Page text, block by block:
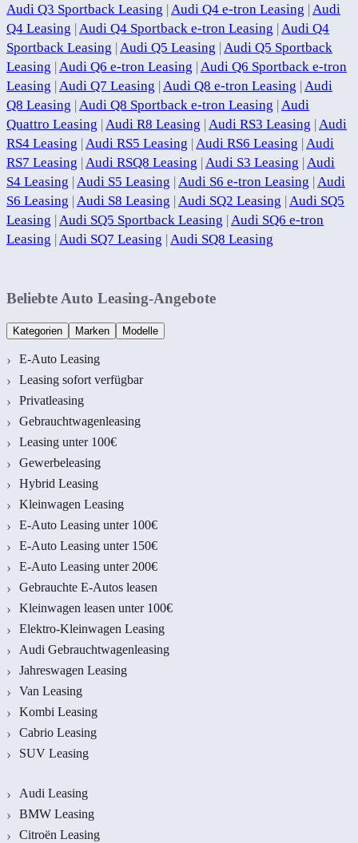
Audi Q3 Sportback Leasing | Audi Q4 e-tron Leasing | Audi
Q4 Leasing | Audi Q4 Sportback e-tron Leasing | Audi Q4
Sportback Leasing | Audi Q5 Leasing | Audi Q5 Sportback
Leasing | Audi Q6 e-tron Leasing | Audi Q6 Sportback e-tron
Leasing | Audi Q7 Leasing | Audi Q8 e-tron Leasing | Audi
Q8 Leasing | Audi Q8 Sportback e-tron Leasing | Audi
Quattro Leasing | Audi R8 Leasing | Audi RS3 Leasing | Audi
RS4 Leasing | Audi RS5 Leasing | Audi RS6 Leasing | Audi
RS7 Leasing | Audi RSQ8 Leasing | Audi S3 Leasing | Audi
S4 Leasing | Audi S5 Leasing | Audi S6 e-tron Leasing | Audi
S6 Leasing | Audi S8 Leasing | Audi SQ2 Leasing | Audi SQ5
Leasing | Audi SQ5 Sportback Leasing | Audi SQ6 e-tron
Leasing | Audi SQ7 Leasing | Audi SQ8 Leasing
Beliebte Auto Leasing-Angebote
Kategorien Marken Modelle
E-Auto Leasing
Leasing sofort verfügbar
Privatleasing
Gebrauchtwagenleasing
Leasing unter 100€
Gewerbeleasing
Hybrid Leasing
Kleinwagen Leasing
E-Auto Leasing unter 100€
E-Auto Leasing unter 150€
E-Auto Leasing unter 200€
Gebrauchte E-Autos leasen
Kleinwagen leasen unter 100€
Elektro-Kleinwagen Leasing
Audi Gebrauchtwagenleasing
Jahreswagen Leasing
Van Leasing
Kombi Leasing
Cabrio Leasing
SUV Leasing
Audi Leasing
BMW Leasing
Citroën Leasing